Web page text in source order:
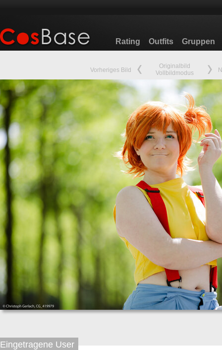
Rating Outfits Gruppen
Vorheriges Bild
Originalbild
Vollbildmodus
Eingetragene User